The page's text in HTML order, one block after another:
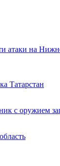
атаки на
Татарстан
с оружием